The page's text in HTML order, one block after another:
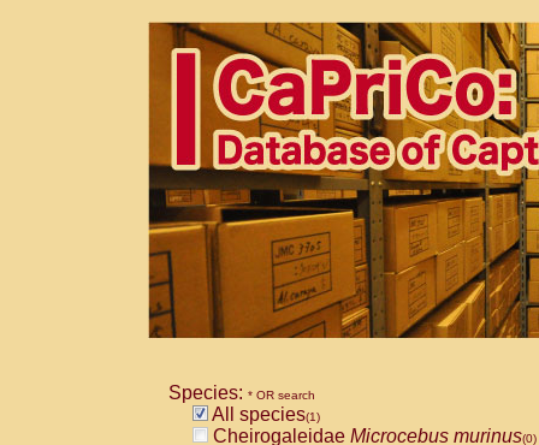
Species: * OR search
All species(1)
Cheirogaleidae Microcebus murinus(0)